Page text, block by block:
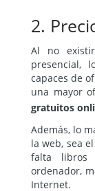
2.
Al no
presencial,
capaces de
una mayor
gratuitos
Además, lo
la web, sea
falta
ordenador,
Internet.